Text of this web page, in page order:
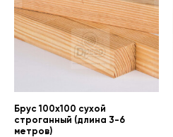
Брус 100х100 сухой
строганный (длина 3-6
метров)